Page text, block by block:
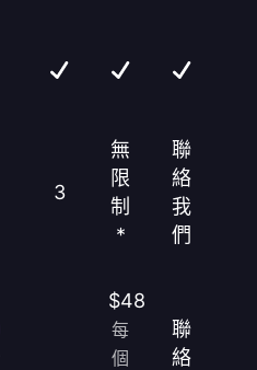
3
無
限
制
*
聯
絡
我
們
$48
每
個
聯
絡